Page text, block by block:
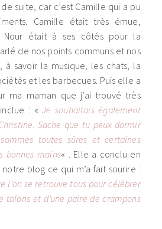
suite, car c’est Camille qui a pu
Camille était très émue,
Nour était à ses côtés pour la
de nos points communs et nos
à savoir la musique, les chats, la
et les barbecues. Puis elle a
ma maman que j’ai trouvé très
: «Je souhaitais également
Sache que tu peux dormir
toutes sûres et certaines
bonnes mains« . Elle a conclu en
blog ce qui m’a fait sourire :
l’on se retrouve tous pour célébrer
talons et d’une paire de crampons